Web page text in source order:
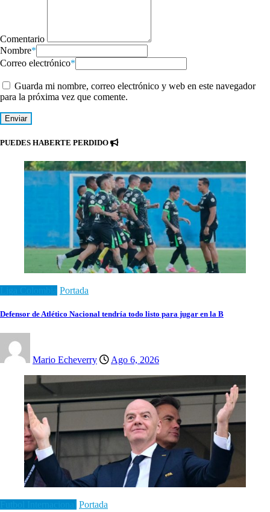
Comentario
Nombre*
Correo electrónico*
Guarda mi nombre, correo electrónico y web en este navegador
para la próxima vez que comente.
PUEDES HABERTE PERDIDO
Portada
Defensor de Atlético Nacional tendría todo listo para jugar en la B
Mario Echeverry Ago 6, 2026
Portada